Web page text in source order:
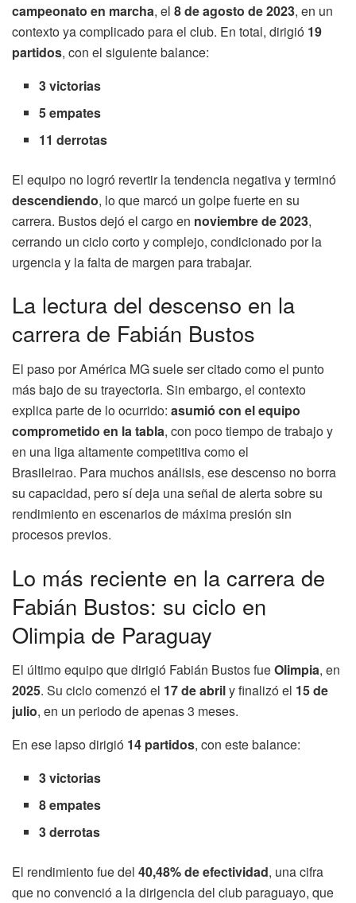
campeonato en marcha, el 8 de agosto de 2023, en un
contexto ya complicado para el club. En total, dirigió 19
partidos, con el siguiente balance:
3 victorias
5 empates
11 derrotas
El equipo no logró revertir la tendencia negativa y terminó
descendiendo, lo que marcó un golpe fuerte en su
carrera. Bustos dejó el cargo en noviembre de 2023,
cerrando un ciclo corto y complejo, condicionado por la
urgencia y la falta de margen para trabajar.
La lectura del descenso en la
carrera de Fabián Bustos
El paso por América MG suele ser citado como el punto
más bajo de su trayectoria. Sin embargo, el contexto
explica parte de lo ocurrido: asumió con el equipo
comprometido en la tabla, con poco tiempo de trabajo y
en una liga altamente competitiva como el
Brasileirao. Para muchos análisis, ese descenso no borra
su capacidad, pero sí deja una señal de alerta sobre su
rendimiento en escenarios de máxima presión sin
procesos previos.
Lo más reciente en la carrera de
Fabián Bustos: su ciclo en
Olimpia de Paraguay
El último equipo que dirigió Fabián Bustos fueOlimpia, en
2025. Su ciclo comenzó el 17 de abrily finalizó el 15 de
julio, en un periodo de apenas 3 meses.
En ese lapso dirigió 14 partidos, con este balance:
3 victorias
8 empates
3 derrotas
El rendimiento fue del 40,48% de efectividad, una cifra
que no convenció a la dirigencia del club paraguayo, que